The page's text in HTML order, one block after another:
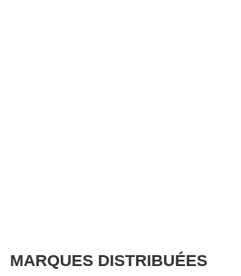
MARQUES DISTRIBUÉES